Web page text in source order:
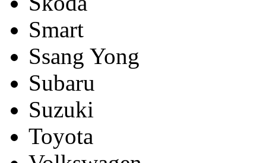
Smart
Ssang Yong
Subaru
Suzuki
Toyota